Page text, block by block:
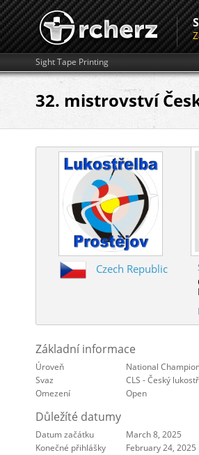
Sight Tape Printing
32. mistrovství
Czech Republic
Základní informace
Úroveň
National
Svaz
CLS - Český
Omezení
Open
Důležíté datumy
Datum začátku March 8, 2025
Konečné přihlášky
February 24, 2025